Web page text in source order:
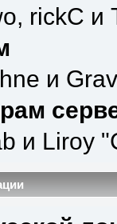
rickC и
и
и Liroy